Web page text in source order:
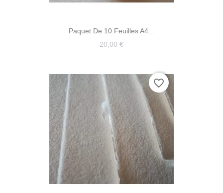
Paquet De 10 Feuilles A4...
20,00 €
favorite_border